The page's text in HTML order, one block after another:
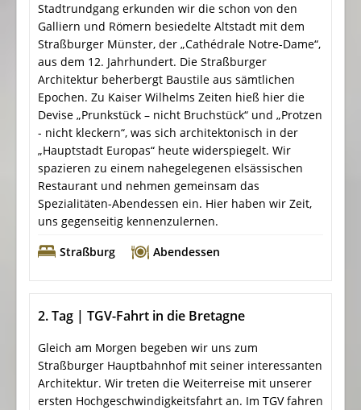
Stadtrundgang erkunden wir die schon von den
Galliern und Römern besiedelte Altstadt mit dem
Straßburger Münster, der „Cathédrale Notre-Dame“,
aus dem 12. Jahrhundert. Die Straßburger
Architektur beherbergt Baustile aus sämtlichen
Epochen. Zu Kaiser Wilhelms Zeiten hieß hier die
Devise „Prunkstück – nicht Bruchstück“ und „Protzen
- nicht kleckern“, was sich architektonisch in der
„Hauptstadt Europas“ heute widerspiegelt. Wir
spazieren zu einem nahegelegenen elsässischen
Restaurant und nehmen gemeinsam das
Spezialitäten-Abendessen ein. Hier haben wir Zeit,
uns gegenseitig kennenzulernen.
Straßburg
Abendessen
2. Tag | TGV-Fahrt in die Bretagne
Gleich am Morgen begeben wir uns zum
Straßburger Hauptbahnhof mit seiner interessanten
Architektur. Wir treten die Weiterreise mit unserer
ersten Hochgeschwindigkeitsfahrt an. Im TGV fahren